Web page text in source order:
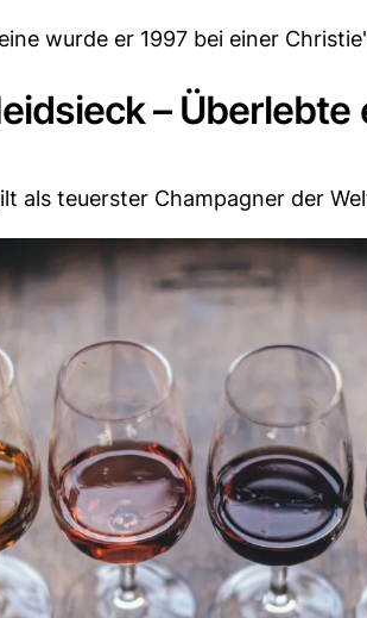
wurde er 1997 bei einer
– Überlebte
als teuerster Champagner der